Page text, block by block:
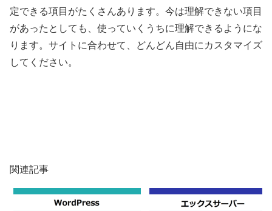
定できる項目がたくさんあります。今は理解できない項目
があったとしても、使っていくうちに理解できるようにな
ります。サイトに合わせて、どんどん自由にカスタマイズ
してください。
関連記事